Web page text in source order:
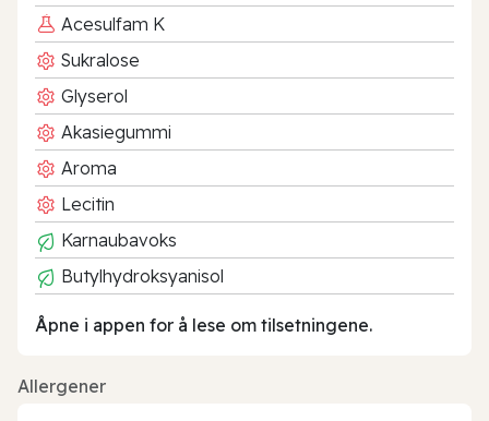
Acesulfam K
Sukralose
Glyserol
Akasiegummi
Aroma
Lecitin
Karnaubavoks
Butylhydroksyanisol
Åpne i appen for å lese om tilsetningene.
Allergener